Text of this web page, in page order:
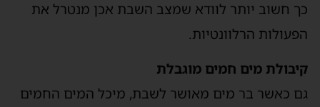
כך חשוב יותר לוודא שמצב השבת אכן מנטרל את
הפעולות הרלוונטיות.
קיבולת מים חמים מוגבלת
גם כאשר בר מים מאושר לשבת, מיכל המים החמים